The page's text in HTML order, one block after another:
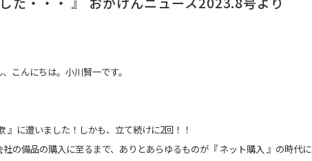
こんにちは。小川賢一です。
』に遭いました！しかも、立て続けに2回！！
の備品の購入に至るまで、ありとあらゆるものが『 ネット購入 』の時代に